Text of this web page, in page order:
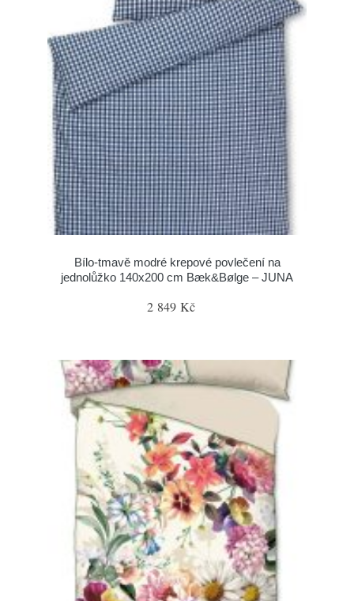
Bílo-tmavě modré krepové povlečení na
jednolůžko 140x200 cm Bæk&Bølge – JUNA
2 849 Kč